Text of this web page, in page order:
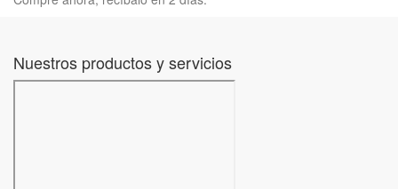
Nuestros productos y servicios